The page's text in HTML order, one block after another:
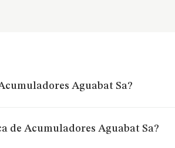
Aguabat Sa?
de Acumuladores Aguabat Sa?